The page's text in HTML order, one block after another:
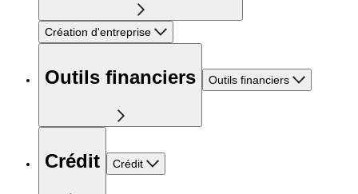
Création d'entreprise
Outils financiers Outils financiers
Crédit Crédit